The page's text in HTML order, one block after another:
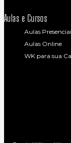
Aulas e Cursos
Aulas
Aulas Online
WK para sua